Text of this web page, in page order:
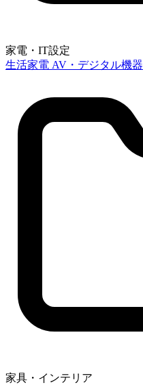
家電・IT設定
生活家電 AV・デジタル機器
家具・インテリア